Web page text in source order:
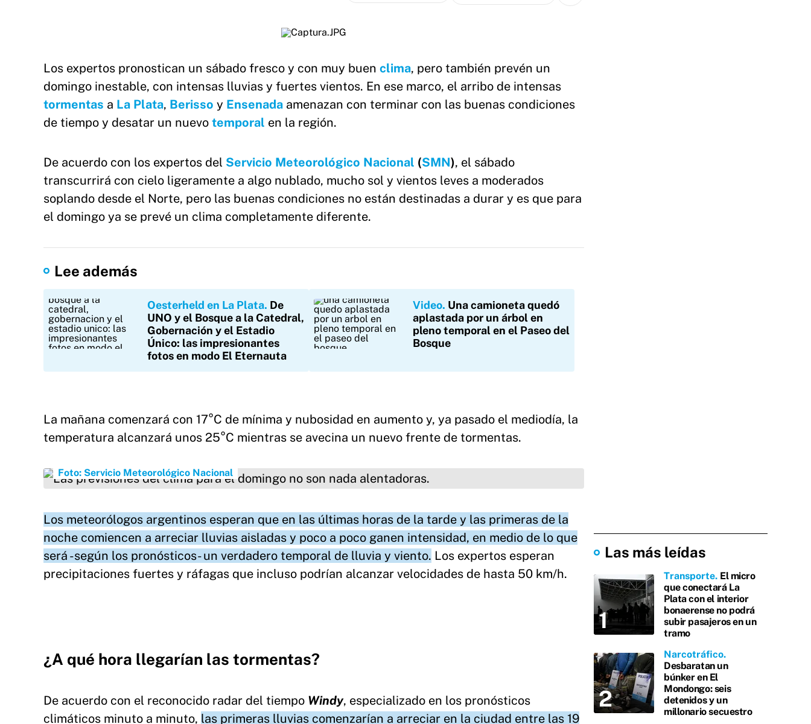
Los expertos pronostican un sábado fresco y con muy buen clima, pero también prevén un
domingo inestable, con intensas lluvias y fuertes vientos. En ese marco, el arribo de intensas
tormentas a La Plata, Berisso y Ensenada amenazan con terminar con las buenas condiciones
de tiempo y desatar un nuevo temporal en la región.
De acuerdo con los expertos del Servicio Meteorológico Nacional (SMN), el sábado
transcurrirá con cielo ligeramente a algo nublado, mucho sol y vientos leves a moderados
soplando desde el Norte, pero las buenas condiciones no están destinadas a durar y es que para
el domingo ya se prevé un clima completamente diferente.
Lee además
Oesterheld en La Plata De
UNO y el Bosque a la Catedral,
Gobernación y el Estadio
Único: las impresionantes
fotos en modo El Eternauta
Video Una camioneta quedó
aplastada por un árbol en
pleno temporal en el Paseo del
Bosque
La mañana comenzará con 17°C de mínima y nubosidad en aumento y, ya pasado el mediodía, la
temperatura alcanzará unos 25°C mientras se avecina un nuevo frente de tormentas.
Foto: Servicio Meteorológico Nacional
Los meteorólogos argentinos esperan que en las últimas horas de la tarde y las primeras de la
noche comiencen a arreciar lluvias aisladas y poco a poco ganen intensidad, en medio de lo que
será -según los pronósticos- un verdadero temporal de lluvia y viento. Los expertos esperan
precipitaciones fuertes y ráfagas que incluso podrían alcanzar velocidades de hasta 50 km/h.
¿A qué hora llegarían las tormentas?
De acuerdo con el reconocido radar del tiempo Windy, especializado en los pronósticos
climáticos minuto a minuto, las primeras lluvias comenzarían a arreciar en la ciudad entre las 19
Las más leídas
Transporte El micro
que conectará La
Plata con el interior
bonaerense no podrá
subir pasajeros en un
tramo
Narcotráfico
Desbaratan un
búnker en El
Mondongo: seis
detenidos y un
millonario secuestro